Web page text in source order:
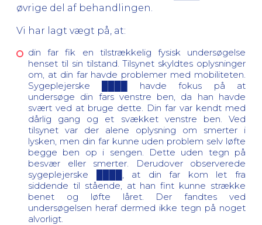
øvrige del af behandlingen.
Vi har lagt vægt på, at:
din far fik en tilstrækkelig fysisk undersøgelse
henset til sin tilstand. Tilsynet skyldtes oplysninger
om, at din far havde problemer med mobiliteten.
Sygeplejerske ████ havde fokus på at
undersøge din fars venstre ben, da han havde
svært ved at bruge dette. Din far var kendt med
dårlig gang og et svækket venstre ben. Ved
tilsynet var der alene oplysning om smerter i
lysken, men din far kunne uden problem selv løfte
begge ben op i sengen. Dette uden tegn på
besvær eller smerter. Derudover observerede
sygeplejerske ████, at din far kom let fra
siddende til stående, at han fint kunne strække
benet og løfte låret. Der fandtes ved
undersøgelsen heraf dermed ikke tegn på noget
alvorligt.